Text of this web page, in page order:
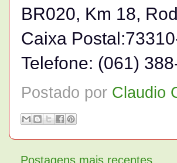
BR020, Km 18,
Caixa
Telefone: (061)
Postado por Claudio
Postagens mais recentes